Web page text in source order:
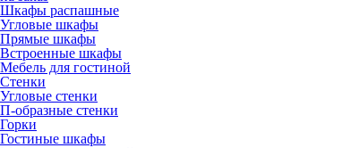
Шкафы распашные
Угловые шкафы
Прямые шкафы
Встроенные шкафы
Мебель для гостиной
Стенки
Угловые стенки
П-образные стенки
Горки
Гостиные шкафы